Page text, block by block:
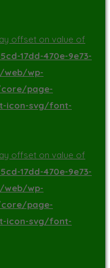
offset on value of
17dd-470e-9e73-
web/wp-
page-
icon-svg/font-
offset on value of
17dd-470e-9e73-
web/wp-
page-
icon-svg/font-